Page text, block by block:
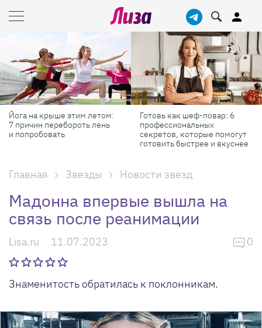
Йога на крыше этим летом:
7 причин перебороть лень
и попробовать
Готовь как шеф-повар: 6
профессиональных
секретов, которые помогут
готовить быстрее и вкуснее
Главная Звезды Новости звезд
Мадонна впервые вышла на
связь после реанимации
Lisa.ru 11.07.2023 0
Знаменитость обратилась к поклонникам.